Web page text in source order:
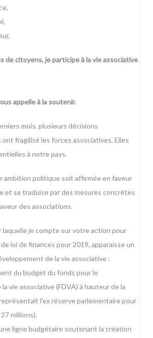
de citoyens, je participe à la vie associative
appelle à la soutenir.
mois, plusieurs décisions
fragilisé les forces associatives. Elles
à notre pays.
ambition politique soit affirmée en faveur
et se traduise par des mesures concrètes
des associations.
laquelle je compte sur votre action pour
loi de finances pour 2019, apparaisse un
de la vie associative :
du budget du fonds pour le
vie associative (FDVA) à hauteur de la
l’ex réserve parlementaire pour
millions),
ligne budgétaire soutenant la création